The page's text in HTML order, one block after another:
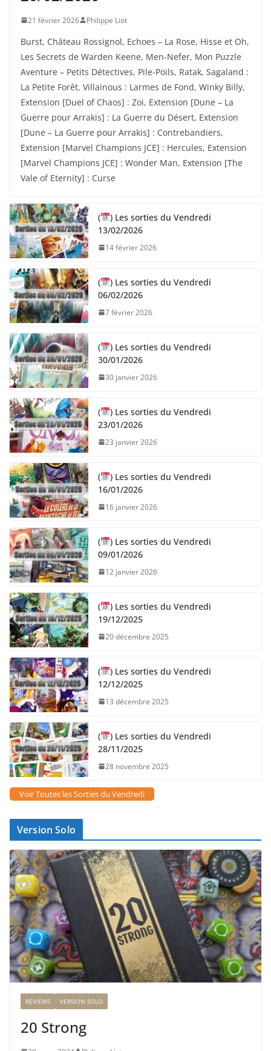
21 février 2026 Philippe Liot
Burst, Château Rossignol, Echoes – La Rose, Hisse et Oh,
Les Secrets de Warden Keene, Men-Nefer, Mon Puzzle
Aventure – Petits Détectives, Pile-Poils, Ratak, Sagaland :
La Petite Forêt, Villainous : Larmes de Fond, Winky Billy,
Extension [Duel of Chaos] : Zoi, Extension [Dune – La
Guerre pour Arrakis] : La Guerre du Désert, Extension
[Dune – La Guerre pour Arrakis] : Contrebandiers,
Extension [Marvel Champions JCE] : Hercules, Extension
[Marvel Champions JCE] : Wonder Man, Extension [The
Vale of Eternity] : Curse
(
) Les sorties du Vendredi
13/02/2026
14 février 2026
(
) Les sorties du Vendredi
06/02/2026
7 février 2026
(
) Les sorties du Vendredi
30/01/2026
30 janvier 2026
(
) Les sorties du Vendredi
23/01/2026
23 janvier 2026
(
) Les sorties du Vendredi
16/01/2026
16 janvier 2026
(
) Les sorties du Vendredi
09/01/2026
12 janvier 2026
(
) Les sorties du Vendredi
19/12/2025
20 décembre 2025
(
) Les sorties du Vendredi
12/12/2025
13 décembre 2025
(
) Les sorties du Vendredi
28/11/2025
28 novembre 2025
Voir Toutes les Sorties du Vendredi
Version Solo
REVIEWS VERSION SOLO
20 Strong